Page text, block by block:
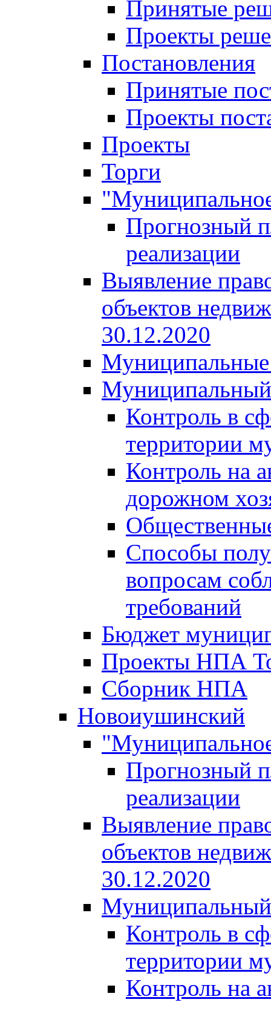
Принятые
Проекты
Постановления
Принятые
Проекты
Проекты
Торги
Прогнозный
реализации
Выявление
объектов
30.12.2020
Муниципальные
Муниципальный
Контроль в
территории
Контроль на
дорожном
Способы
вопросам
требований
Бюджет
Проекты НПА
Сборник НПА
Новоиушинский
Прогнозный
реализации
Выявление
объектов
30.12.2020
Муниципальный
Контроль в
территории
Контроль на